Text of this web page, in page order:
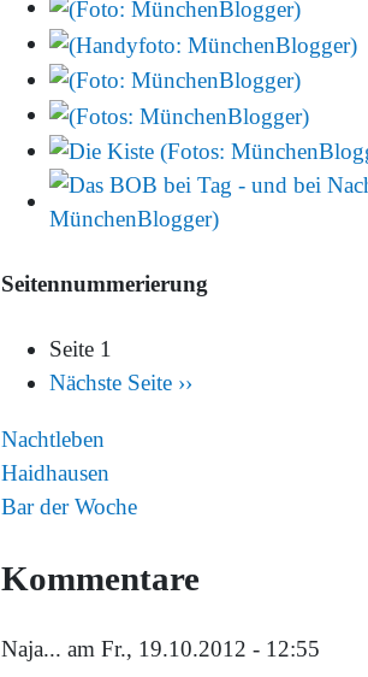
Seitennummerierung
Seite 1
Nächste Seite ››
Nachtleben
Haidhausen
Bar der Woche
Kommentare
Naja... am Fr., 19.10.2012 - 12:55